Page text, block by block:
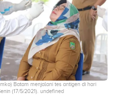
Batam menjalani tes antigen di hari
(17/5/2021). undefined